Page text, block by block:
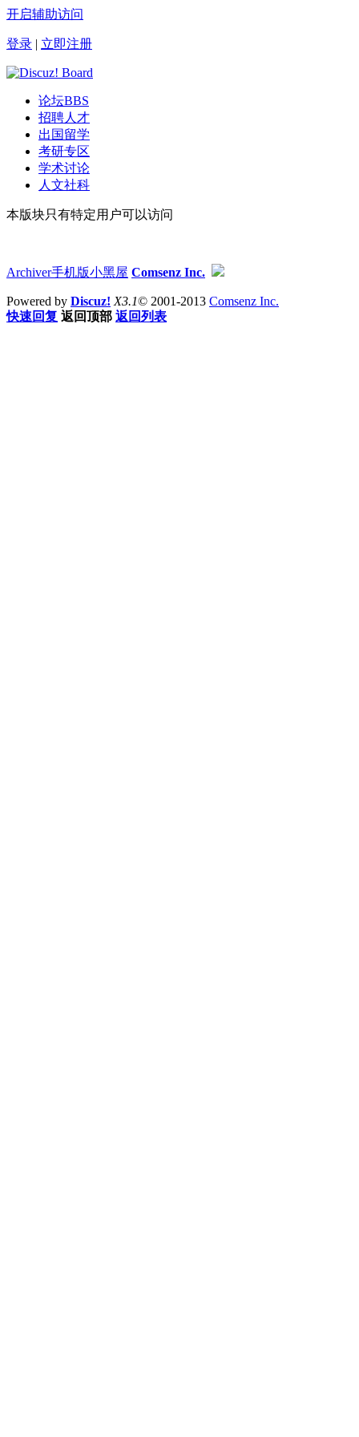
开启辅助访问
登录 | 立即注册
论坛BBS
招聘人才
出国留学
考研专区
学术讨论
人文社科
本版块只有特定用户可以访问
Archiver手机版小黑屋 Comsenz Inc.
Powered by Discuz! X3.1© 2001-2013 Comsenz Inc.
快速回复 返回顶部 返回列表